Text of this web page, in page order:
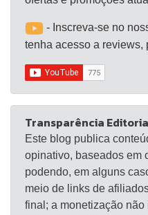
- Inscreva-se no
tenha acesso a reviews,
Transparência
Este blog publica
opinativo, baseados em
podendo, em alguns
meio de links de
final; a monetização